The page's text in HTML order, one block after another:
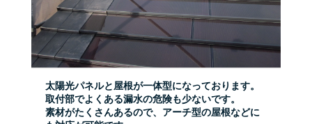
太陽光パネルと屋根が一体型になっております。
取付部でよくある漏水の危険も少ないです。
素材がたくさんあるので、アーチ型の屋根などに